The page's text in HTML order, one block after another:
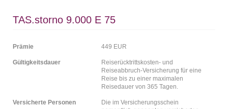
TAS.storno 9.000 E 75
Prämie 449 EUR
Gültigkeitsdauer
Reiserücktrittskosten- und
Reiseabbruch-Versicherung für eine
Reise bis zu einer maximalen
Reisedauer von 365 Tagen.
Versicherte Personen
Die im Versicherungsschein